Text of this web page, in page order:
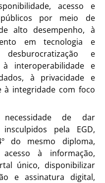
acesso e
por meio de
alto desempenho, à
em tecnologia e
e
interoperabilidade e
à privacidade e
à integridade com foco
necessidade de dar
pela EGD,
do mesmo diploma,
à informação,
único, disponibilizar
e assinatura digital,